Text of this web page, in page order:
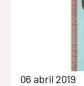
06 abril 2019